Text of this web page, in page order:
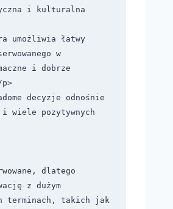
i kulturalna
umożliwia łatwy
w
i dobrze
decyzje odnośnie
i wiele pozytywnych
dlatego
z dużym
terminach, takich jak